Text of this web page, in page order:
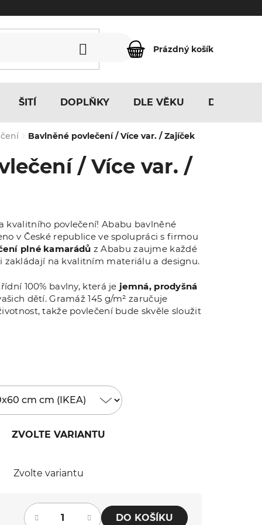
Prázdný košík
ŠITÍ DOPLŇKY DLE VĚKU DLE
Bavlněné povlečení / Více var. / Zajíček
/ Více var. /
kvalitního povlečení! Ababu bavlněné
v České republice ve spolupráci s firmou
plné kamarádů z Ababu zaujme každé
zakládají na kvalitním materiálu a designu.
100% bavlny, která je jemná, prodyšná
dětí. Gramáž 145 g/m² zaručuje
takže povlečení bude skvěle sloužit
ZVOLTE VARIANTU
Zvolte variantu
DO KOŠÍKU